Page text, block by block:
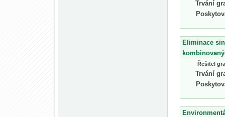
Trvání
Eliminace
Řešitel
Trvání